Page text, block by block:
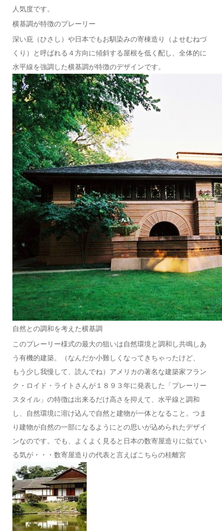
人気度です。
横基調が特徴のプレーリー
深い庇（ひさし）や日本でもお馴染みの寄棟造り（よせむねづ
くり）と呼ばれる４方向に傾斜する屋根を低く配し、全体的に
水平線を強調した横基調が特徴のデザインです。
自然との調和を考えた横基調
このプレーリー様式の最大の狙いは自然環境と調和し共鳴しあ
う有機的建築。（なんだか小難しくなってきちゃったけど、
もう少し我慢して、読んでね）アメリカの著名な建築家フラン
ク・ロイド・ライトさんが１８９３年に発表した「プレーリー
スタイル」の特徴は出来るだけ高さを抑えて、水平線と調和
し、自然環境に溶け込んで自然と建物が一体となること。つま
り建物が自然の一部になるようにとの思いが込められたデザイ
ンなのです。でも、よくよく見ると日本の数寄屋造りに似てい
る気が・・・数寄屋造りの代表と言えばこちらの桂離宮